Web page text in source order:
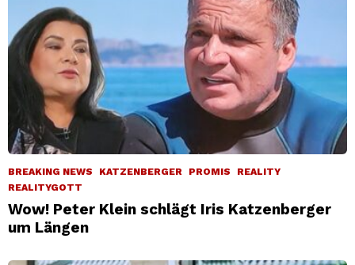
BREAKING NEWS KATZENBERGER PROMIS
REALITY
REALITYGOTT
Wow! Peter Klein schlägt Iris Katzenberger
um Längen